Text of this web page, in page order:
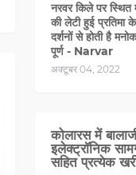
नरवर किले पर स्थित
की लेटी हुई प्रतिमा के
दर्शनों से होती है
पूर्ण - Narvar
अक्टूबर 04, 2022
कोलारस में
इलेक्ट्रॉनिक
सहित प्रत्‍येक